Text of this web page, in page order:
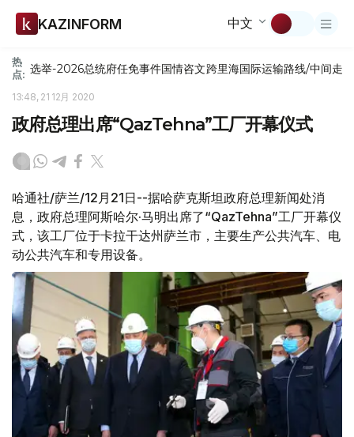
KAZINFORM 中文
热
点: 选举-2026总统府任免事件国情咨文跨里海国际运输路线/中间走廊
13:48, 21 12月 2020
政府总理出席“QazTehna”工厂开幕仪式
哈通社/萨兰/12月21日--据哈萨克斯坦政府总理新闻处消
息，政府总理阿斯哈尔·马明出席了“QazTehna”工厂开幕仪
式，该工厂位于卡拉干达州萨兰市，主要生产公共汽车、电
动公共汽车和专用设备。